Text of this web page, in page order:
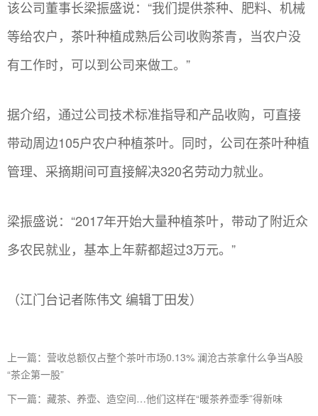
该公司董事长梁振盛说：“我们提供茶种、肥料、机械
等给农户，茶叶种植成熟后公司收购茶青，当农户没
有工作时，可以到公司来做工。”
据介绍，通过公司技术标准指导和产品收购，可直接
带动周边105户农户种植茶叶。同时，公司在茶叶种植
管理、采摘期间可直接解决320名劳动力就业。
梁振盛说：“2017年开始大量种植茶叶，带动了附近众
多农民就业，基本上年薪都超过3万元。”
（江门台记者陈伟文 编辑丁田发）
上一篇：营收总额仅占整个茶叶市场0.13% 澜沧古茶拿什么争当A股
“茶企第一股”
下一篇：藏茶、养壶、造空间…他们这样在“暖茶养壶季”得新味